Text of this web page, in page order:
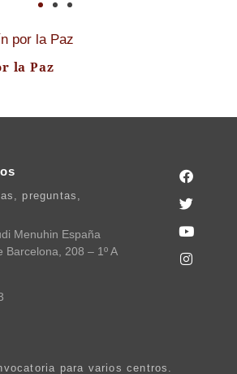
por la Paz
la Paz
preguntas,
Menuhin España
Barcelona, 208 – 1º A
para varios centros.